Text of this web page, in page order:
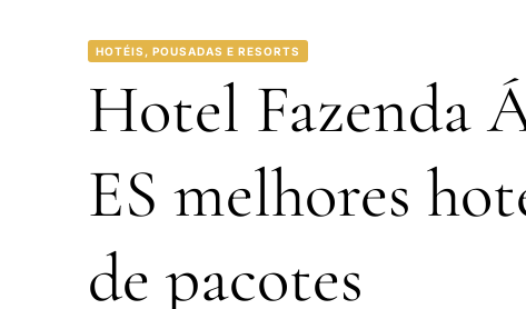
HOTÉIS, POUSADAS E RESORTS
Hotel Fazenda
ES melhores
de pacotes